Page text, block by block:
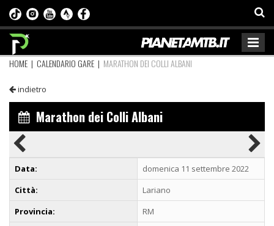
HOME | CALENDARIO GARE | MARATHON DEI COLLI ALBANI
indietro
Marathon dei Colli Albani
Data:
domenica 11 settembre 2022
Città:
Lariano
Provincia:
RM